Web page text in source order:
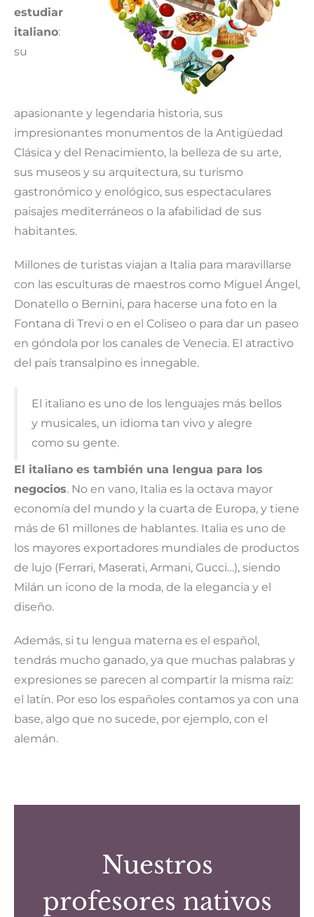
estudiar
italiano:
su
apasionante y legendaria historia, sus
impresionantes monumentos de la Antigüedad
Clásica y del Renacimiento, la belleza de su arte,
sus museos y su arquitectura, su turismo
gastronómico y enológico, sus espectaculares
paisajes mediterráneos o la afabilidad de sus
habitantes.
Millones de turistas viajan a Italia para maravillarse
con las esculturas de maestros como Miguel Ángel,
Donatello o Bernini, para hacerse una foto en la
Fontana di Trevi o en el Coliseo o para dar un paseo
en góndola por los canales de Venecia. El atractivo
del país transalpino es innegable.
El italiano es uno de los lenguajes más bellos
y musicales, un idioma tan vivo y alegre
como su gente.
El italiano es también una lengua para los
negocios. No en vano, Italia es la octava mayor
economía del mundo y la cuarta de Europa, y tiene
más de 61 millones de hablantes. Italia es uno de
los mayores exportadores mundiales de productos
de lujo (Ferrari, Maserati, Armani, Gucci…), siendo
Milán un icono de la moda, de la elegancia y el
diseño.
Además, si tu lengua materna es el español,
tendrás mucho ganado, ya que muchas palabras y
expresiones se parecen al compartir la misma raíz:
el latín. Por eso los españoles contamos ya con una
base, algo que no sucede, por ejemplo, con el
alemán.
Nuestros
profesores nativos